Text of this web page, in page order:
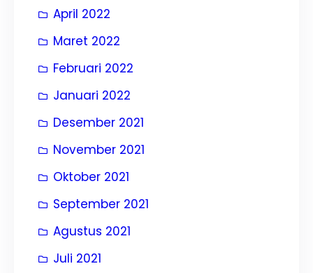
April 2022
Maret 2022
Februari 2022
Januari 2022
Desember 2021
November 2021
Oktober 2021
September 2021
Agustus 2021
Juli 2021